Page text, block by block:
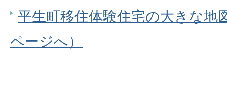
平生町移住体験住宅の大きな地
ページへ）